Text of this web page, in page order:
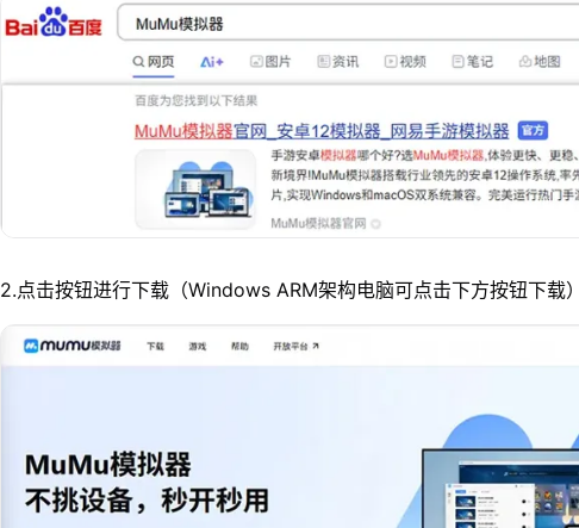
2.点击按钮进行下载（Windows ARM架构电脑可点击下方按钮下载）